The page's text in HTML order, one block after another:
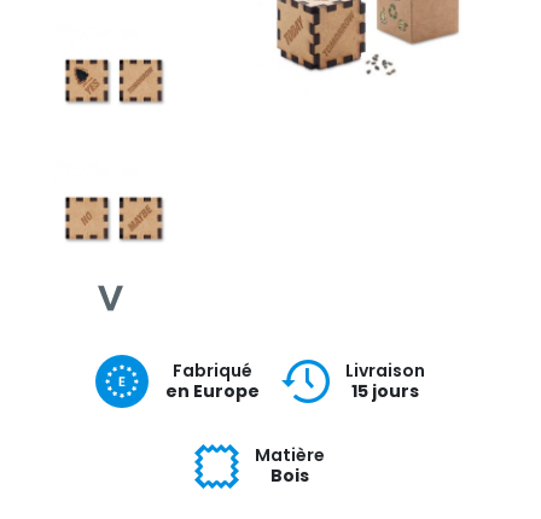
Fabriqué
en Europe
Livraison
15 jours
Matière
Bois